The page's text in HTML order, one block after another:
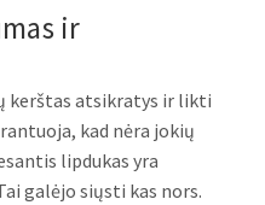
ir
kerštas atsikratys ir likti
kad nėra jokių
lipdukas yra
galėjo siųsti kas nors.